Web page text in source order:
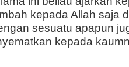
kepada Allah saja
sesuatu apapun
kepada